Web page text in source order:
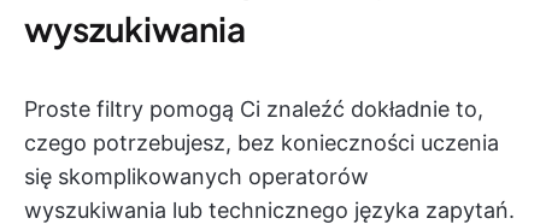
wyszukiwania
Proste filtry pomogą Ci znaleźć dokładnie to,
czego potrzebujesz, bez konieczności uczenia
się skomplikowanych operatorów
wyszukiwania lub technicznego języka zapytań.